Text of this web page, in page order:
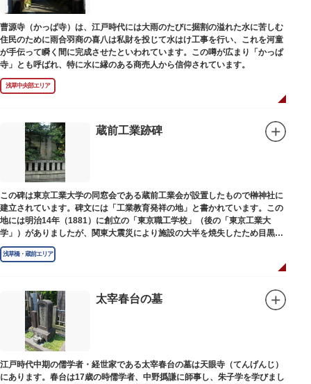
曹源寺（かっぱ寺）は、江戸時代には大雨のたびに掘割の溢れた水に苦しむ
住民のために雨合羽商の喜八は私財を投じて水はけ工事を行い、これを河童
が手伝って瞬く間に完成させたといわれています。この噂が広まり「かっぱ
寺」とも呼ばれ、特に水に縁のある商売人から信仰されています。
浅草中央部エリア
蔵前工業跡碑
この碑は東京工業大学の同窓会である蔵前工業会が設置したもので榊神社に
建立されています。碑文には「工業教育発祥の地」と書かれています。この
地には明治14年（1881）に創立の「東京職工学校」（後の「東京工業大
学」）がありましたが、関東大震災により施設の大半を焼失したため目黒に
移転しました。
浅草橋・蔵前エリア
太宰春台の墓
江戸時代中期の儒学者・経世家である太宰春台の墓は天眼寺（てんげんじ）
にあります。春台は17歳の時儒学者、中野撝謙に師事し、朱子学を学びまし